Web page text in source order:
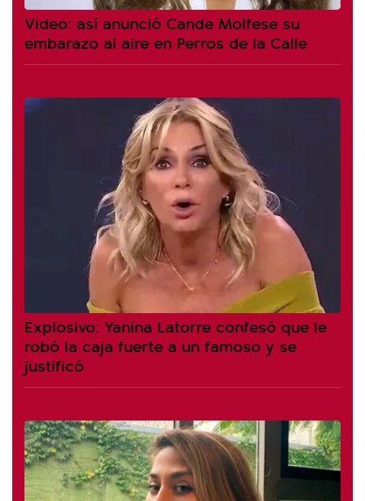
Video: así anunció Cande Molfese su
embarazo al aire en Perros de la Calle
Explosivo: Yanina Latorre confesó que le
robó la caja fuerte a un famoso y se
justificó